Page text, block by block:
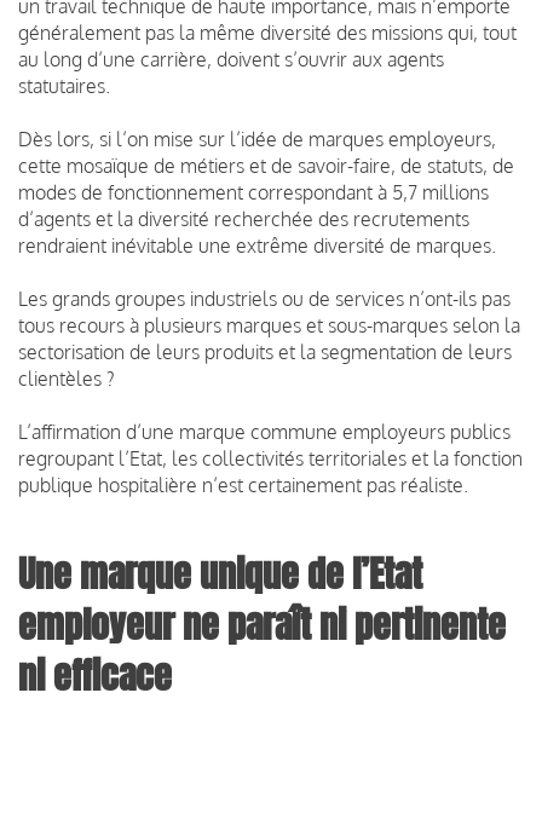
un travail technique de haute importance, mais n’emporte
généralement pas la même diversité des missions qui, tout
au long d’une carrière, doivent s’ouvrir aux agents
statutaires.
Dès lors, si l’on mise sur l’idée de marques employeurs,
cette mosaïque de métiers et de savoir-faire, de statuts, de
modes de fonctionnement correspondant à 5,7 millions
d’agents et la diversité recherchée des recrutements
rendraient inévitable une extrême diversité de marques.
Les grands groupes industriels ou de services n’ont-ils pas
tous recours à plusieurs marques et sous-marques selon la
sectorisation de leurs produits et la segmentation de leurs
clientèles ?
L’affirmation d’une marque commune employeurs publics
regroupant l’Etat, les collectivités territoriales et la fonction
publique hospitalière n’est certainement pas réaliste.
Une marque unique de l’Etat
employeur ne paraît ni pertinente
ni efficace